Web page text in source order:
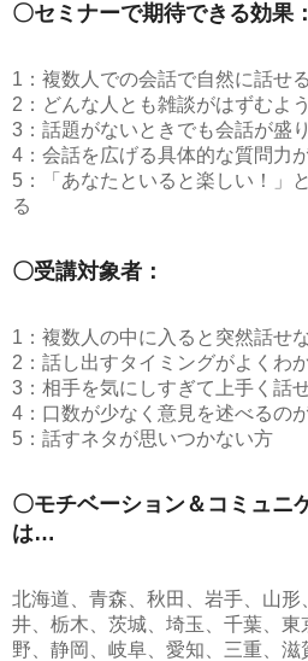
〇セミナーで期待できる効果：
1：複数人での会話で自然に話せ
2：どんな人とも雑談がはずむよ
3：話題がないときでも会話が盛
4：会話を広げる具体的な質問力
5：「あなたといると楽しい！」
る
〇受講対象者：
1：複数人の中に入ると突然話せ
2：話し出すタイミングがよくわ
3：相手を気にしすぎて上手く話
4：口数が少なく意見を述べるの
5：話すネタが思いつかない方
〇モチベーション＆コミュニ
は…
北海道、青森、秋田、岩手、山
井、栃木、茨城、埼玉、千葉、
野、静岡、岐阜、愛知、三重、滋